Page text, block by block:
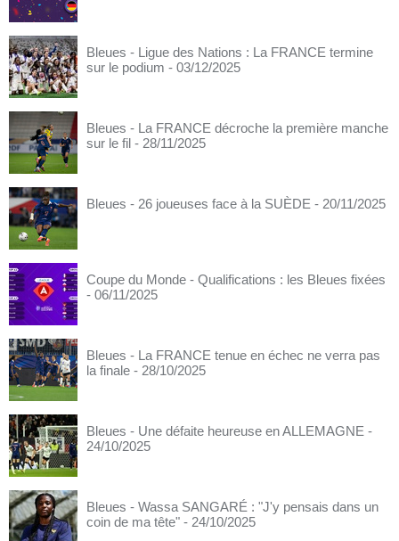
Bleues - Ligue des Nations : La FRANCE termine
sur le podium - 03/12/2025
Bleues - La FRANCE décroche la première manche
sur le fil - 28/11/2025
Bleues - 26 joueuses face à la SUÈDE - 20/11/2025
Coupe du Monde - Qualifications : les Bleues fixées
- 06/11/2025
Bleues - La FRANCE tenue en échec ne verra pas
la finale - 28/10/2025
Bleues - Une défaite heureuse en ALLEMAGNE -
24/10/2025
Bleues - Wassa SANGARÉ : "J'y pensais dans un
coin de ma tête" - 24/10/2025